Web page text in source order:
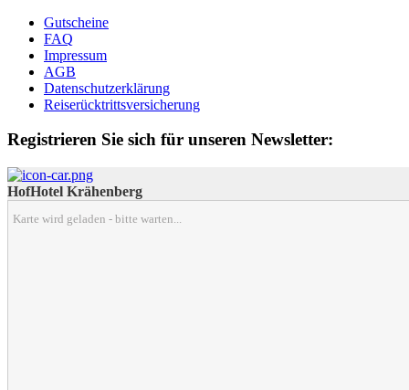
Gutscheine
FAQ
Impressum
AGB
Datenschutzerklärung
Reiserücktrittsversicherung
Registrieren Sie sich für unseren Newsletter:
HofHotel Krähenberg
Karte wird geladen - bitte warten...